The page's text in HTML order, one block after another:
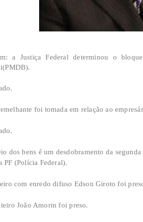
a Justiça Federal determinou o
foi tomada em relação ao
dos bens é um desdobramento da
PF (Polícia Federal).
com enredo difuso Edson Giroto foi
João Amorin foi preso.